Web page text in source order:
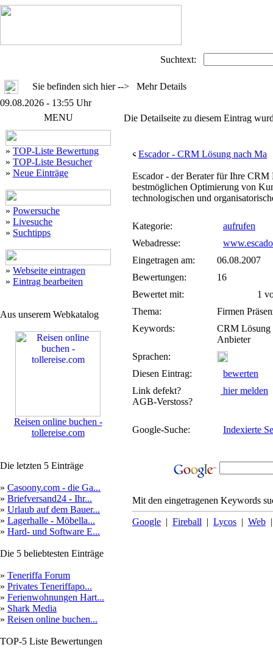
Suchtext:
Sie befinden sich hier --> Mehr Details
09.08.2026 - 13:55 Uhr
MENU
» TOP-Liste Bewertung
» TOP-Liste Besucher
» Neue Einträge
» Powersuche
» Livesuche
» Suchtipps
» Webseite eintragen
» Eintrag bearbeiten
Aus unserem Webkatalog
Reisen online buchen -
tollereise.com
Die letzten 5 Einträge
» Casoony.com - die Ga...
» Briefversand24 - Ihr...
» Urlaub auf dem Bauer...
» Lagerhalle - Möbella...
» Hard- und Software E...
Die 5 beliebtesten Einträge
» Teneriffa Forum
» Privates Teneriffapo...
» Ferienwohnungen Hart...
» Shark Media
» Reisen online buchen...
TOP-5 Liste Bewertungen
Die Detailseite zu diesem Eintrag
Escador - CRM Lösung nach Ma
Escador - der Berater für Ihre
bestmöglichen Optimierung von
technologischen und
Kategorie:
aufrufen
Webadresse:
Eingetragen am:
06.08.2007
Bewertungen:
16
Bewertet mit:
1
Thema:
Firmen
Keywords:
CRM Lösung
Anbieter
Sprachen:
Diesen Eintrag:
bewerten
Link defekt?
AGB-Verstoss?
hier melden
Google-Suche: Indexierte
Mit den eingetragenen Keywords
Google | Fireball | Lycos | Web